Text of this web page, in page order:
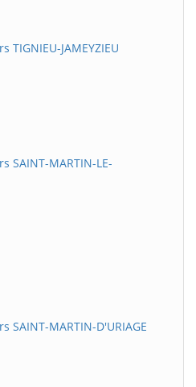
JAMEYZIEU
SAINT-MARTIN-LE-
SAINT-MARTIN-D'URIAGE